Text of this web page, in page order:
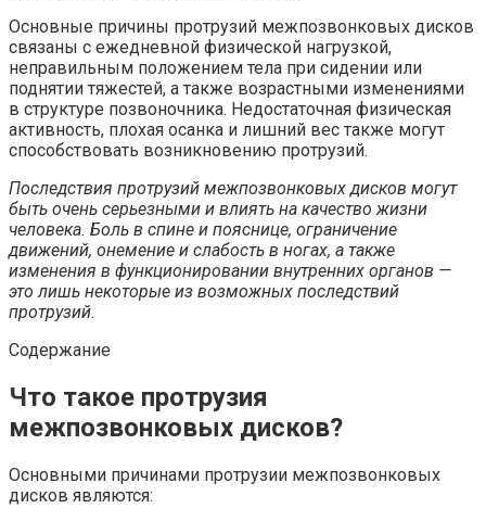
Основные причины протрузий межпозвонковых дисков
связаны с ежедневной физической нагрузкой,
неправильным положением тела при сидении или
поднятии тяжестей, а также возрастными изменениями
в структуре позвоночника. Недостаточная физическая
активность, плохая осанка и лишний вес также могут
способствовать возникновению протрузий.
Последствия протрузий межпозвонковых дисков могут
быть очень серьезными и влиять на качество жизни
человека. Боль в спине и пояснице, ограничение
движений, онемение и слабость в ногах, а также
изменения в функционировании внутренних органов —
это лишь некоторые из возможных последствий
протрузий.
Содержание
Что такое протрузия
межпозвонковых дисков?
Основными причинами протрузии межпозвонковых
дисков являются: